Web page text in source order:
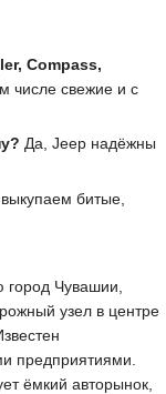
Compass,
числе свежие и с
Да, Jeep надёжны
битые,
Чувашии,
узел в центре
предприятиями.
ёмкий авторынок,